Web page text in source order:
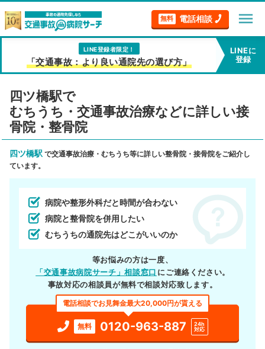
無料 電話相談 menu
LINE登録者限定！
「交通事故：より良い通院先の選び方」
LINEに
登録
四ツ橋駅で
むちうち・交通事故治療などに詳しい接
骨院・整骨院
四ツ橋駅 で交通事故治療・むちうち等に詳しい整骨院・接骨院をご紹介し
ています。
病院や整形外科だと時間が合わない
病院と整骨院を併用したい
むちうちの通院先はどこがいいのか
等お悩みの方は一度、
「交通事故病院サーチ」相談窓口 にご連絡ください。
事故対応の相談員が無料で相談対応致します。
電話相談でお見舞金最大20,000円が貰える
無料 0120-963-887
24h
対応